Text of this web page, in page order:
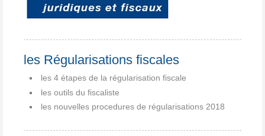
les Régularisations fiscales
les 4 étapes de la régularisation fiscale
les outils du fiscaliste
les nouvelles procedures de régularisations 2018